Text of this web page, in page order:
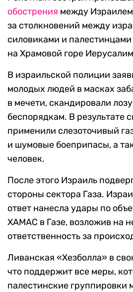
обострения между
за столкновений между
силовиками и
на Храмовой горе
В израильской полиции
молодых людей в масках
в мечети, скандировали
беспорядкам. В результате
применили слезоточивый
и шумовые боеприпасы, а
человек.
После этого Израиль
стороны сектора Газа.
ответ нанесла удары по
ХАМАС в Газе, возложив на
ответственность за
Ливанская «Хезболла» в
что поддержит все меры,
палестинские группировки